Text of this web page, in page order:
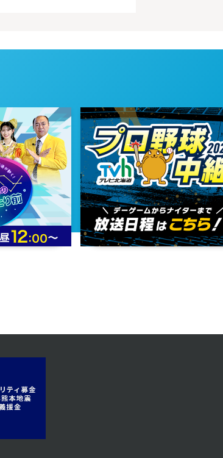
第51話
2023年12月19日 放送
第48話
2023年12月14日 放送
2023年12月06日 放送
第39話